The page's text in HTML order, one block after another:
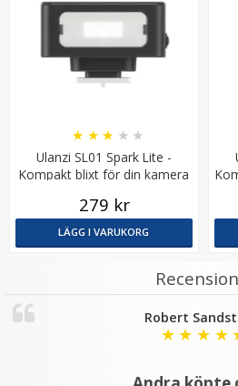
Ulanzi SL01 Spark Lite -
Kompakt blixt för din kamera
★ ★ ★ ★ ★
279 kr
LÄGG I VARUKORG
Robert
★ ★ ★ ★